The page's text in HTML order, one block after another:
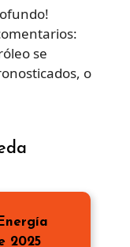
se
o
2025